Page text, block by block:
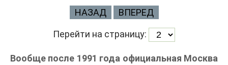
НАЗАД ВПЕРЕД
Перейти на страницу:
Вообще после 1991 года официальная Москва